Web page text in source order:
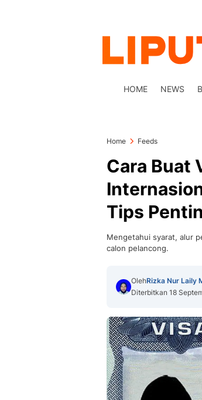
HOME NEWS
Home Feeds
Cara Buat
Tips
Mengetahui syarat, alur
calon pelancong.
OlehRizka Nur Laily
Diterbitkan 18